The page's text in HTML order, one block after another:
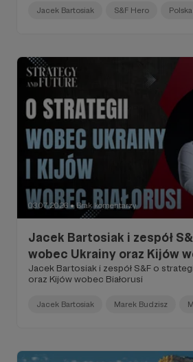
Jacek Bartosiak S&F Hero Polska
03.07.2026 ● Brak komentarzy
Jacek Bartosiak i zespół
wobec Ukrainy oraz Kijów
Jacek Bartosiak i zespół S&F o
oraz Kijów wobec Białorusi
Jacek Bartosiak Marek Budzisz